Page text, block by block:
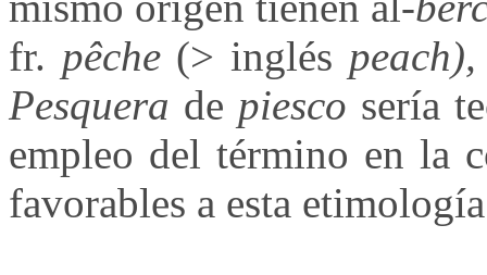
fr. pêche(> inglés peach),
Pesquera de piesco sería
empleo del término en la
favorables a esta